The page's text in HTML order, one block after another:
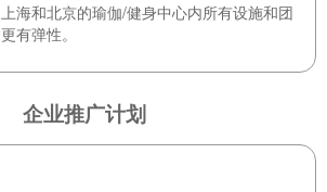
海和北京的瑜伽/健身中心内所有设施和团
有弹性。
企业推广计划